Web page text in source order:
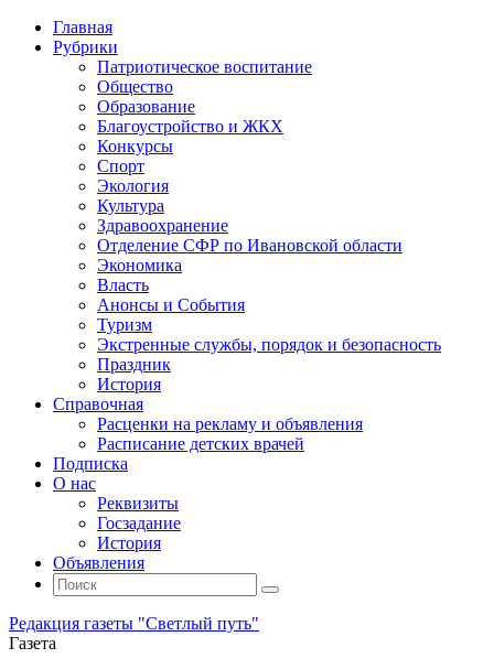
Главная
Рубрики
Патриотическое воспитание
Общество
Образование
Благоустройство и ЖКХ
Конкурсы
Спорт
Экология
Культура
Здравоохранение
Отделение СФР по Ивановской области
Экономика
Власть
Анонсы и События
Туризм
Экстренные службы, порядок и безопасность
Праздник
История
Справочная
Расценки на рекламу и объявления
Расписание детских врачей
Подписка
О нас
Реквизиты
Госзадание
История
Объявления
Поиск
Искать:
Поиск
Редакция газеты "Светлый путь"
Газета